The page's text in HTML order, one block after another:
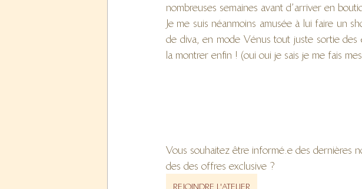
nombreuses semaines avant d’arriver en
Je me suis néanmoins amusée à lui faire un
de diva, en mode Vénus tout juste sortie
la montrer enfin ! (oui oui je sais je me fais
Vous souhaitez être informé.e des dernières
des des offres exclusive ?
REJOINDRE L'ATELIER